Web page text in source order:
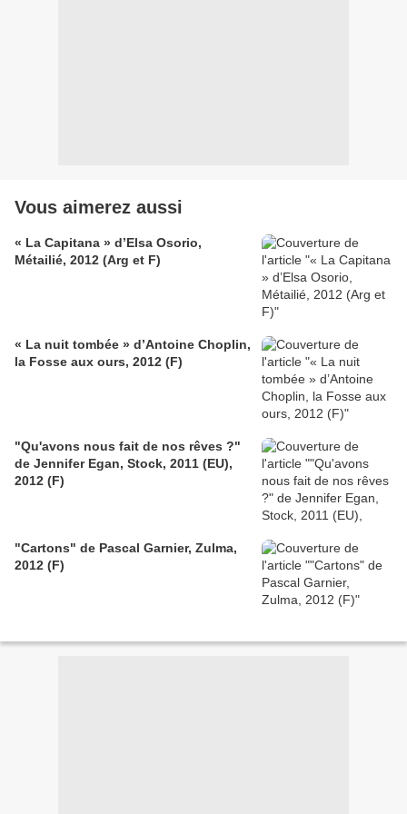
Vous aimerez aussi
« La Capitana » d’Elsa Osorio,
Métailié, 2012 (Arg et F)
« La nuit tombée » d’Antoine Choplin,
la Fosse aux ours, 2012 (F)
"Qu'avons nous fait de nos rêves ?"
de Jennifer Egan, Stock, 2011 (EU),
2012 (F)
"Cartons" de Pascal Garnier, Zulma,
2012 (F)